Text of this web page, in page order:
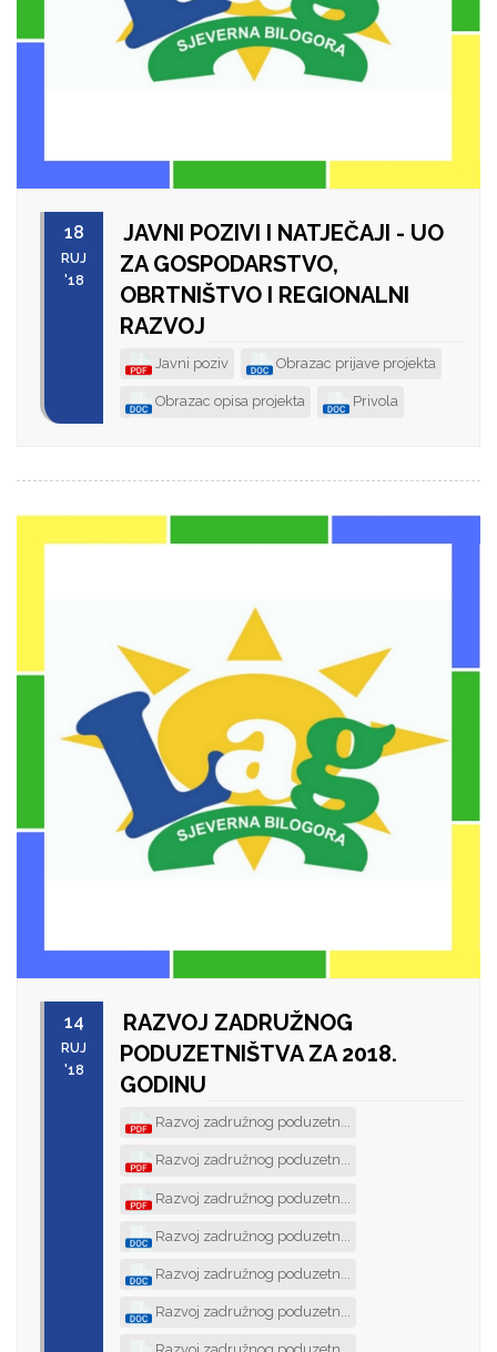
18
RUJ
'18
JAVNI POZIVI I NATJEČAJI - UO
ZA GOSPODARSTVO,
OBRTNIŠTVO I REGIONALNI
RAZVOJ
Javni poziv Obrazac prijave projekta
Obrazac opisa projekta Privola
14
RUJ
'18
RAZVOJ ZADRUŽNOG
PODUZETNIŠTVA ZA 2018.
GODINU
Razvoj zadružnog poduzetn...
Razvoj zadružnog poduzetn...
Razvoj zadružnog poduzetn...
Razvoj zadružnog poduzetn...
Razvoj zadružnog poduzetn...
Razvoj zadružnog poduzetn...